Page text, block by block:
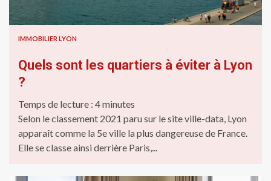
IMMOBILIER LYON
Quels sont les quartiers à éviter à Lyon
?
Temps de lecture : 4minutes
Selon le classement 2021 paru sur le site ville-data, Lyon
apparaît comme la 5e ville la plus dangereuse de France.
Elle se classe ainsi derrière Paris,...